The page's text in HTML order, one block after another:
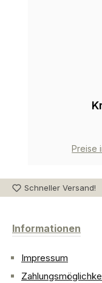
Preise
Schneller Versand!
Informationen
Impressum